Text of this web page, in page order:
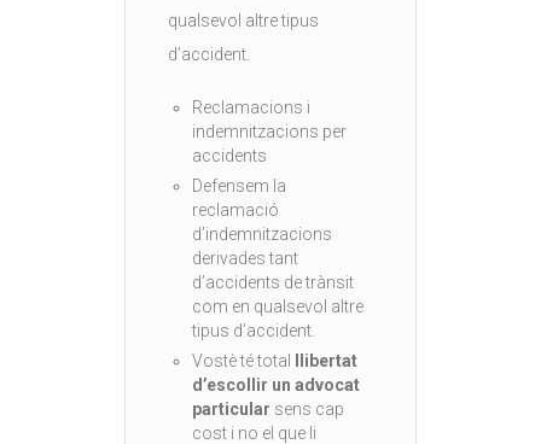
qualsevol altre tipus
d’accident.
Reclamacions i
indemnitzacions per
accidents
Defensem la
reclamació
d’indemnitzacions
derivades tant
d’accidents de trànsit
com en qualsevol altre
tipus d’accident.
Vostè té total
llibertat
d’escollir un advocat
particular sens cap
cost i no el que li